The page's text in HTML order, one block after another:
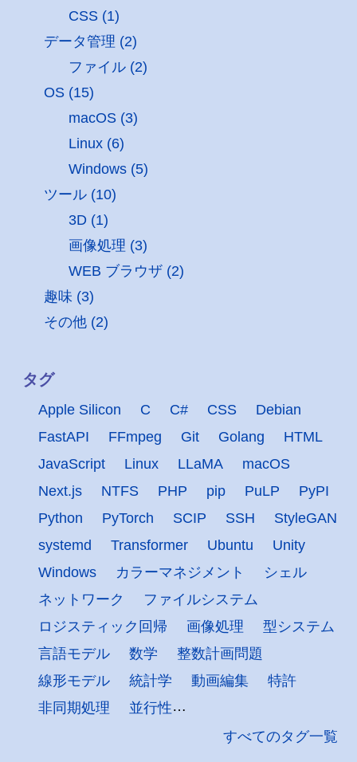
CSS (1)
データ管理 (2)
ファイル (2)
OS (15)
macOS (3)
Linux (6)
Windows (5)
ツール (10)
3D (1)
画像処理 (3)
WEB ブラウザ (2)
趣味 (3)
その他 (2)
タグ
Apple Silicon C C# CSS
Debian
FastAPI
FFmpeg Git Golang
HTML
JavaScript
Linux LLaMA
macOS
Next.js
NTFS PHP pip PuLP
PyPI
Python
PyTorch SCIP SSH
StyleGAN
systemd
Transformer Ubuntu
Unity
Windows
カラーマネジメント
シェル
ネットワーク
ファイルシステム
ロジスティック回帰
画像処理
型システム
言語モデル
数学
整数計画問題
線形モデル
統計学 動画編集
特許
非同期処理
並行性
すべてのタグ一覧